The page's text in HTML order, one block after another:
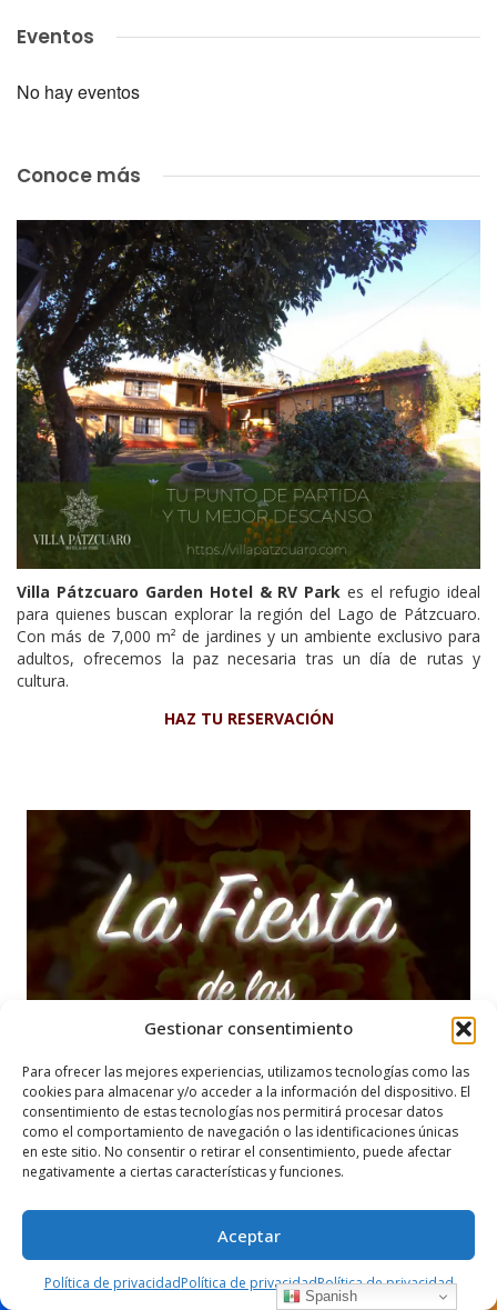
Gestionar consentimiento
Para ofrecer las mejores experiencias, utilizamos tecnologías como las
cookies para almacenar y/o acceder a la información del dispositivo. El
consentimiento de estas tecnologías nos permitirá procesar datos
como el comportamiento de navegación o las identificaciones únicas
en este sitio. No consentir o retirar el consentimiento, puede afectar
negativamente a ciertas características y funciones.
Aceptar
Política de privacidadPolítica de privacidadPolítica de privacidad
Eventos
No hay eventos
Conoce más
Villa Pátzcuaro Garden Hotel & RV Park es el refugio ideal
para quienes buscan explorar la región del Lago de Pátzcuaro.
Con más de 7,000 m² de jardines y un ambiente exclusivo para
adultos, ofrecemos la paz necesaria tras un día de rutas y
cultura.
HAZ TU RESERVACIÓN
Spanish